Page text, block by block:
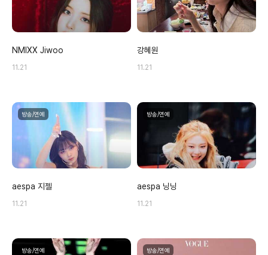
NMIXX Jiwoo
11.21
강혜원
11.21
방송/연예
aespa 지젤
11.21
방송/연예
aespa 닝닝
11.21
방송/연예 방송/연예